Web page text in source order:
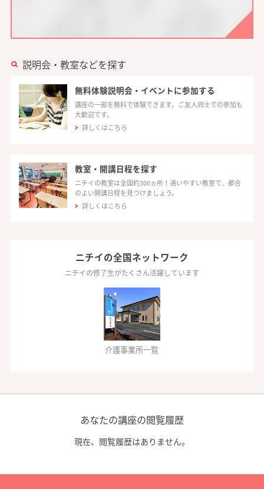
説明会・教室などを探す
無料体験説明会・イベントに参加する
講座の一部を無料で体験できます。ご友人同士での参加も
大歓迎です。
詳しくはこちら
教室・開講日程を探す
ニチイの教室は全国約300ヵ所！通いやすい教室で、都合
のよい開講日程を見つけましょう。
詳しくはこちら
ニチイの全国ネットワーク
ニチイの修了生がたくさん活躍しています
介護事業所一覧
あなたの講座の閲覧履歴
現在、閲覧履歴はありません。